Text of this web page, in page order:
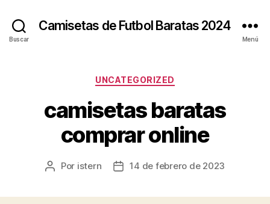
Buscar
Camisetas de Futbol Baratas 2024
Menú
Categorías
UNCATEGORIZED
camisetas baratas
comprar online
Autor
Por istern
Fecha14 de febrero de 2023